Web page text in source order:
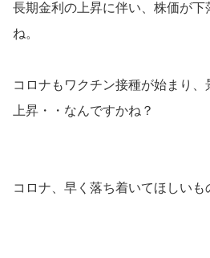
長期金利の上昇に伴い、株価が
ね。
コロナもワクチン接種が始まり、
上昇・・なんですかね？
コロナ、早く落ち着いてほしいも